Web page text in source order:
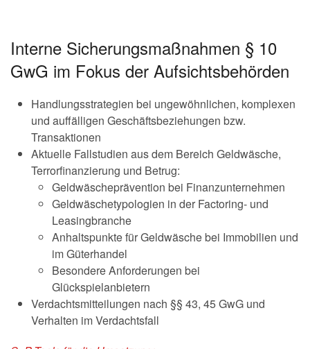
Interne Sicherungsmaßnahmen § 10
GwG im Fokus der Aufsichtsbehörden
Handlungsstrategien bei ungewöhnlichen, komplexen
und auffälligen Geschäftsbeziehungen bzw.
Transaktionen
Aktuelle Fallstudien aus dem Bereich Geldwäsche,
Terrorfinanzierung und Betrug:
Geldwäscheprävention bei Finanzunternehmen
Geldwäschetypologien in der Factoring- und
Leasingbranche
Anhaltspunkte für Geldwäsche bei Immobilien und
im Güterhandel
Besondere Anforderungen bei
Glückspielanbietern
Verdachtsmitteilungen nach §§ 43, 45 GwG und
Verhalten im Verdachtsfall